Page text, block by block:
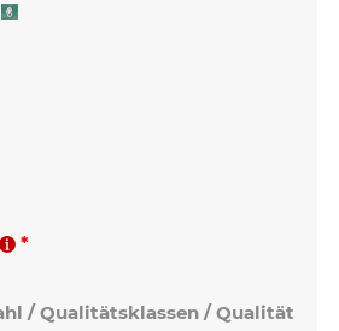
/ Qualitätsklassen / Qualität